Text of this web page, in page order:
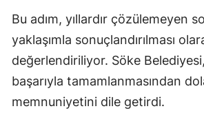
Bu adım, yıllardır çözülemeyen
yaklaşımla sonuçlandırılması
değerlendiriliyor. Söke
başarıyla tamamlanmasından
memnuniyetini dile getirdi.